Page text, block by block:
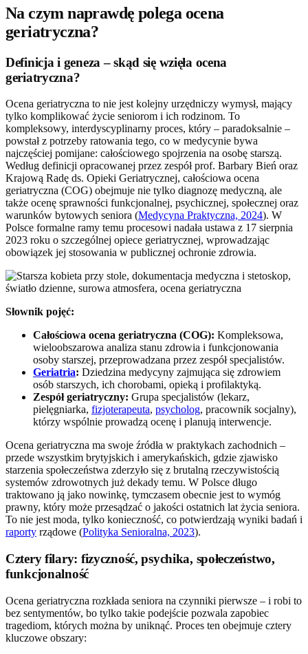
Na czym naprawdę polega ocena
geriatryczna?
Definicja i geneza – skąd się wzięła ocena
geriatryczna?
Ocena geriatryczna to nie jest kolejny urzędniczy wymysł, mający
tylko komplikować życie seniorom i ich rodzinom. To
kompleksowy, interdyscyplinarny proces, który – paradoksalnie –
powstał z potrzeby ratowania tego, co w medycynie bywa
najczęściej pomijane: całościowego spojrzenia na osobę starszą.
Według definicji opracowanej przez zespół prof. Barbary Bień oraz
Krajową Radę ds. Opieki Geriatrycznej, całościowa ocena
geriatryczna (COG) obejmuje nie tylko diagnozę medyczną, ale
także ocenę sprawności funkcjonalnej, psychicznej, społecznej oraz
warunków bytowych seniora (Medycyna Praktyczna, 2024). W
Polsce formalne ramy temu procesowi nadała ustawa z 17 sierpnia
2023 roku o szczególnej opiece geriatrycznej, wprowadzając
obowiązek jej stosowania w publicznej ochronie zdrowia.
Słownik pojęć:
Całościowa ocena geriatryczna (COG): Kompleksowa,
wieloobszarowa analiza stanu zdrowia i funkcjonowania
osoby starszej, przeprowadzana przez zespół specjalistów.
Geriatria: Dziedzina medycyny zajmująca się zdrowiem
osób starszych, ich chorobami, opieką i profilaktyką.
Zespół geriatryczny: Grupa specjalistów (lekarz,
pielęgniarka, fizjoterapeuta, psycholog, pracownik socjalny),
którzy wspólnie prowadzą ocenę i planują interwencje.
Ocena geriatryczna ma swoje źródła w praktykach zachodnich –
przede wszystkim brytyjskich i amerykańskich, gdzie zjawisko
starzenia społeczeństwa zderzyło się z brutalną rzeczywistością
systemów zdrowotnych już dekady temu. W Polsce długo
traktowano ją jako nowinkę, tymczasem obecnie jest to wymóg
prawny, który może przesądzać o jakości ostatnich lat życia seniora.
To nie jest moda, tylko konieczność, co potwierdzają wyniki badań i
raporty rządowe (Polityka Senioralna, 2023).
Cztery filary: fizyczność, psychika, społeczeństwo,
funkcjonalność
Ocena geriatryczna rozkłada seniora na czynniki pierwsze – i robi to
bez sentymentów, bo tylko takie podejście pozwala zapobiec
tragediom, których można by uniknąć. Proces ten obejmuje cztery
kluczowe obszary: